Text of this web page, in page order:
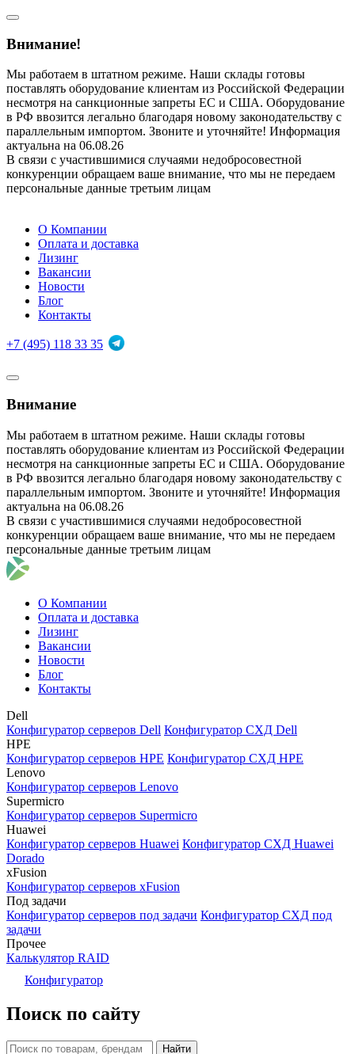
Внимание!
Мы работаем в штатном режиме. Наши склады готовы
поставлять оборудование клиентам из Российской Федерации
несмотря на санкционные запреты ЕС и США. Оборудование
в РФ ввозится легально благодаря новому законодательству с
параллельным импортом. Звоните и уточняйте! Информация
актуальна на 06.08.26
В связи с участившимися случаями недобросовестной
конкуренции обращаем ваше внимание, что мы не передаем
персональные данные третьим лицам
О Компании
Оплата и доставка
Лизинг
Вакансии
Новости
Блог
Контакты
+7 (495) 118 33 35
Внимание
Мы работаем в штатном режиме. Наши склады готовы
поставлять оборудование клиентам из Российской Федерации
несмотря на санкционные запреты ЕС и США. Оборудование
в РФ ввозится легально благодаря новому законодательству с
параллельным импортом. Звоните и уточняйте! Информация
актуальна на 06.08.26
В связи с участившимися случаями недобросовестной
конкуренции обращаем ваше внимание, что мы не передаем
персональные данные третьим лицам
О Компании
Оплата и доставка
Лизинг
Вакансии
Новости
Блог
Контакты
Dell
Конфигуратор серверов Dell Конфигуратор СХД Dell
HPE
Конфигуратор серверов HPE Конфигуратор СХД HPE
Lenovo
Конфигуратор серверов Lenovo
Supermicro
Конфигуратор серверов Supermicro
Huawei
Конфигуратор серверов Huawei Конфигуратор СХД Huawei
Dorado
xFusion
Конфигуратор серверов xFusion
Под задачи
Конфигуратор серверов под задачи Конфигуратор СХД под
задачи
Прочее
Калькулятор RAID
Конфигуратор
Поиск по сайту